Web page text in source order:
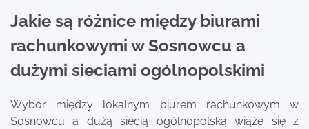
Jakie są różnice między biurami
rachunkowymi w Sosnowcu a
dużymi sieciami ogólnopolskimi
Wybór między lokalnym biurem rachunkowym w
Sosnowcu a dużą siecią ogólnopolską wiąże się z